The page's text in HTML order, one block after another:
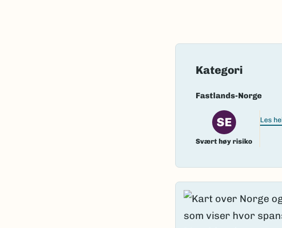
Kategori
Fastlands-Norge
SE
Svært høy risiko
Les